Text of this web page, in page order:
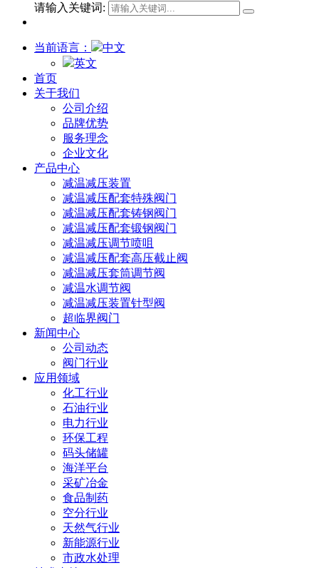
请输入关键词:
当前语言：
中文
英文
首页
关于我们
公司介绍
品牌优势
服务理念
企业文化
产品中心
减温减压装置
减温减压配套特殊阀门
减温减压配套铸钢阀门
减温减压配套锻钢阀门
减温减压调节喷咀
减温减压配套高压截止阀
减温减压套筒调节阀
减温水调节阀
减温减压装置针型阀
超临界阀门
新闻中心
公司动态
阀门行业
应用领域
化工行业
石油行业
电力行业
环保工程
码头储罐
海洋平台
采矿冶金
食品制药
空分行业
天然气行业
新能源行业
市政水处理